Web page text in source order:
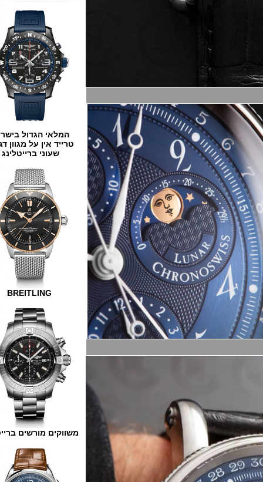
המלאי הגדול בישראל
טרייד אין על מגוון דגמים
שעוני ברייטלינג
BREITLING
משווקים מורשים ברייטלינג